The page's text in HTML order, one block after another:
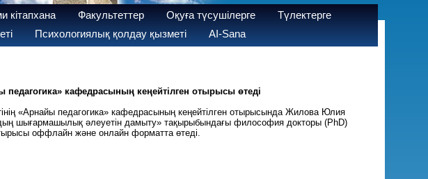
кітапхана Факультеттер Оқуға түсушілерге
Түлектерге
Психологиялық қолдау қызметі AI-Sana
кафедрасының кеңейтілген отырысы өтеді
«Арнайы педагогика» кафедрасының кеңейтілген отырысында Жилова Юлия
шығармашылық әлеуетін дамыту» тақырыбындағы философия докторы (РhD)
оффлайн және онлайн форматта өтеді.